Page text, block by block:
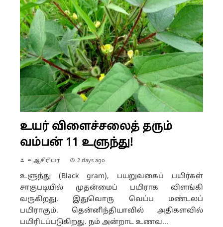
உயர் விளைச்சலைத் தரும்
வம்பன் 11 உளுந்து!
✒ ஆசிரியர் 2 days ago
உளுந்து (Black gram), பயறுவகைப் பயிர்கள்
சாகுபடியில் முதன்மைப் பயிராக விளங்கி
வருகிறது. இதுவொரு வெப்ப மண்டலப்
பயிராகும். தென்னிந்தியாவில் அதிகளவில்
பயிரிடப்படுகிறது. நம் அன்றாட உணவ...